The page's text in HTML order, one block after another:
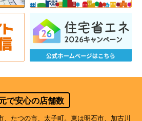
で安心の店舗数
、たつの市、太子町。東は明石市、加古川